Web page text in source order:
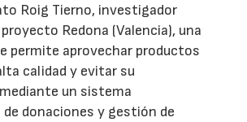
Roig Tierno, investigador
Redona (Valencia), una
permite aprovechar productos
calidad y evitar su
un sistema
donaciones y gestión de